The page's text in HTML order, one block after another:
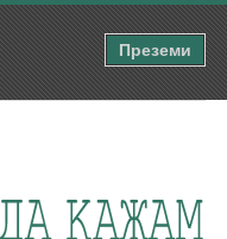
Преземи